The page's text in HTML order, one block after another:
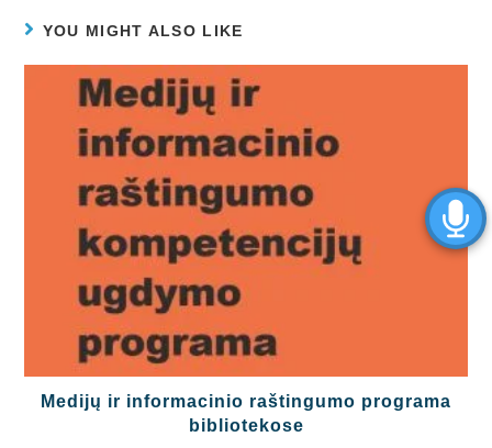
YOU MIGHT ALSO LIKE
Medijų ir informacinio raštingumo programa
bibliotekose